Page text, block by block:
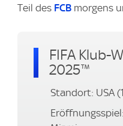
Teil des FCB morgens
FIFA Klub-
2025™
Standort: USA